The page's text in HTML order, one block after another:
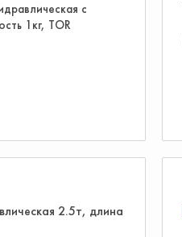
с
1кг, TOR